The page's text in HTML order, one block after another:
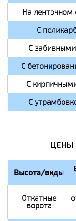
На ленточном
С
С
С
С
С
ЦЕНЫ
Высота/виды
Откатные
ворота